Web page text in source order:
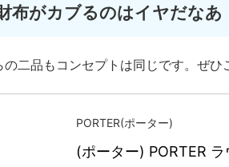
布がカブるのはイヤだなあ
二品もコンセプトは同じです。ぜひ
PORTER(ポーター)
(ポーター) PORTER